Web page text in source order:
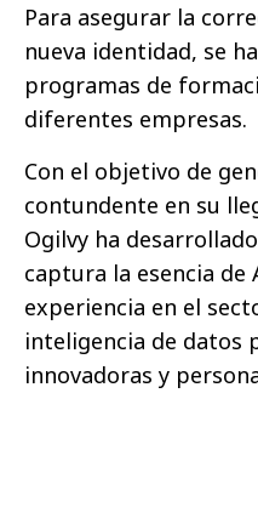
Para asegurar la
nueva identidad, se
programas de
diferentes empresas.
Con el objetivo de
contundente en su
Ogilvy ha
captura la esencia de
experiencia en el
inteligencia de datos
innovadoras y